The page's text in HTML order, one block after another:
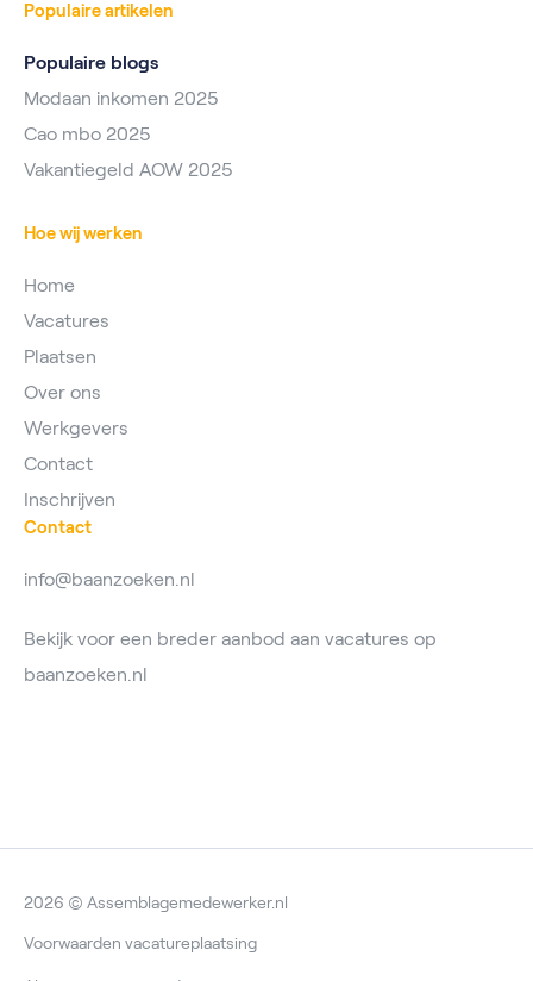
Populaire artikelen
Populaire blogs
Modaan inkomen 2025
Cao mbo 2025
Vakantiegeld AOW 2025
Hoe wij werken
Home
Vacatures
Plaatsen
Over ons
Werkgevers
Contact
Inschrijven
Contact
info@baanzoeken.nl
Bekijk voor een breder aanbod aan vacatures op
baanzoeken.nl
2026 © Assemblagemedewerker.nl
Voorwaarden vacatureplaatsing